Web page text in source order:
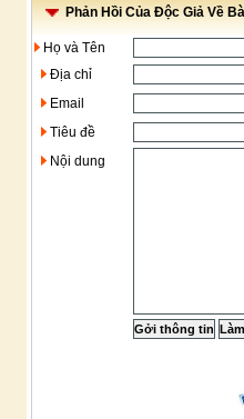
Phản Hồi Của Độc Giả Về
Họ và Tên
Địa chỉ
Email
Tiêu đề
Nội dung